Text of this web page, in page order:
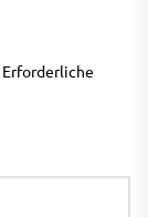
Erforderliche